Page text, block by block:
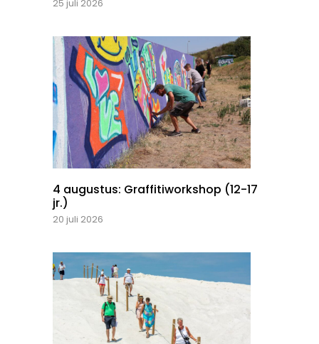
25 juli 2026
4 augustus: Graffitiworkshop (12-17
jr.)
20 juli 2026